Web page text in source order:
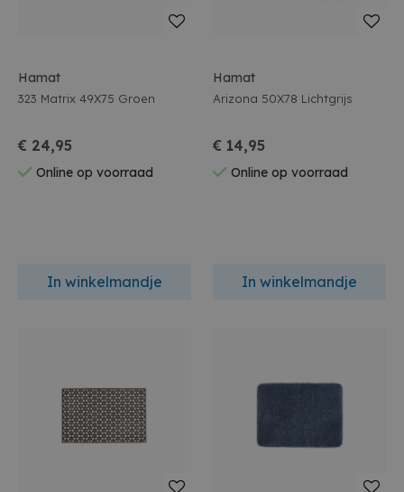
Hamat
323 Matrix 49X75 Groen
€ 24,95
Online op voorraad
In winkelmandje
Hamat
Arizona 50X78 Lichtgrijs
€ 14,95
Online op voorraad
In winkelmandje